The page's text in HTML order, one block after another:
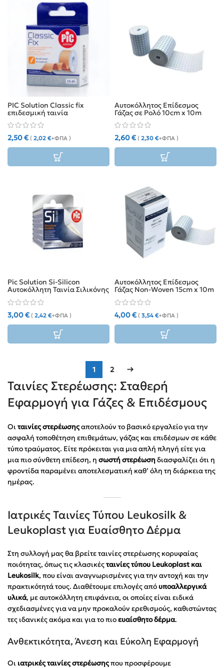
PIC Solution Classic fix
επιδεσμική ταινία
υφασμάτινη 2.5cm x 5m
2,50€ ( 2,02 €+ΦΠΑ )
Αυτοκόλλητος Επίδεσμος
Γάζας σε Ρολό 10cm x 10m
2,60€ ( 2,30 €+ΦΠΑ )
Pic Solution Si-Silicon
Αυτοκόλλητη Ταινία Σιλικόνης
2.5cm x 3m
3,00€ ( 2,42 €+ΦΠΑ )
Αυτοκόλλητος Επίδεσμος
Γάζας Non-Woven 15cm x 10m
4,00€ ( 3,54 €+ΦΠΑ )
1 2 →
Ταινίες Στερέωσης: Σταθερή
Εφαρμογή για Γάζες & Επιδέσμους
Οιταινίες στερέωσηςαποτελούν το βασικό εργαλείο για την
ασφαλή τοποθέτηση επιθεμάτων, γάζας και επιδέσμων σε κάθε
τύπο τραύματος. Είτε πρόκειται για μια απλή πληγή είτε για
μια πιο σύνθετη επίδεση, η σωστή στερέωσηδιασφαλίζει ότι η
φροντίδα παραμένει αποτελεσματική καθ’ όλη τη διάρκεια της
ημέρας.
Ιατρικές Ταινίες Τύπου Leukosilk &
Leukoplast για Ευαίσθητο Δέρμα
Στη συλλογή μας θα βρείτε ταινίες στερέωσης κορυφαίας
ποιότητας, όπως τις κλασικέςταινίες τύπου Leukoplast και
Leukosilk, που είναι αναγνωρισμένες για την αντοχή και την
πρακτικότητά τους. Διαθέτουμε επιλογές από υποαλλεργικά
υλικά, με αυτοκόλλητη επιφάνεια, οι οποίες είναι ειδικά
σχεδιασμένες για να μην προκαλούν ερεθισμούς, καθιστώντας
τες ιδανικές ακόμα και για το πιοευαίσθητο δέρμα.
Ανθεκτικότητα, Άνεση και Εύκολη Εφαρμογή
Οι ιατρικές ταινίες στερέωσηςπου προσφέρουμε